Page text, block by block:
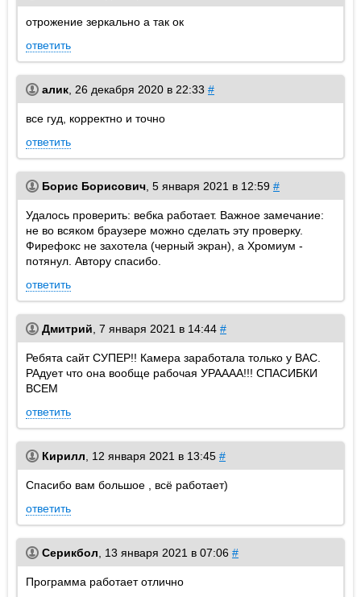
отрожение зеркально а так ок
ответить
алик 26 декабря 2020 в 22:33 #
все гуд, корректно и точно
ответить
Борис Борисович 5 января 2021 в 12:59 #
Удалось проверить: вебка работает. Важное замечание:
не во всяком браузере можно сделать эту проверку.
Фирефокс не захотела (черный экран), а Хромиум -
потянул. Автору спасибо.
ответить
Дмитрий 7 января 2021 в 14:44 #
Ребята сайт СУПЕР!! Камера заработала только у ВАС.
РАдует что она вообще рабочая УРАААА!!! СПАСИБКИ
ВСЕМ
ответить
Кирилл 12 января 2021 в 13:45 #
Спасибо вам большое , всё работает)
ответить
Серикбол 13 января 2021 в 07:06 #
Программа работает отлично